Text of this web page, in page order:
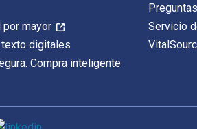
por mayor
digitales
Compra inteligente
Servicio